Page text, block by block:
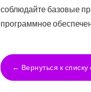
соблюдайте базовые
программное
← Вернуться к списку